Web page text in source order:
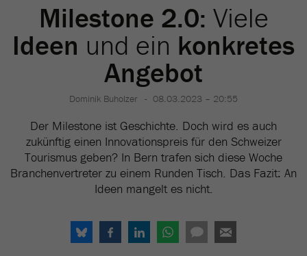
Milestone 2.0: Viele
Ideen und ein konkretes
Angebot
Dominik Buholzer 08.03.2023 – 20:55
Der Milestone ist Geschichte. Doch wird es auch
zukünftig einen Innovationspreis für den Schweizer
Tourismus geben? In Bern trafen sich diese Woche
Branchenvertreter zu einem Runden Tisch. Das Fazit: An
Ideen mangelt es nicht.